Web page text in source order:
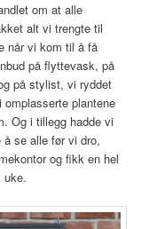
om at alle
alt vi trengte til
når vi kom til å få
på flyttevask, på
på stylist, vi ryddet
plantene
Og i tillegg hadde vi
å se alle før vi dro,
og fikk en hel
uke.